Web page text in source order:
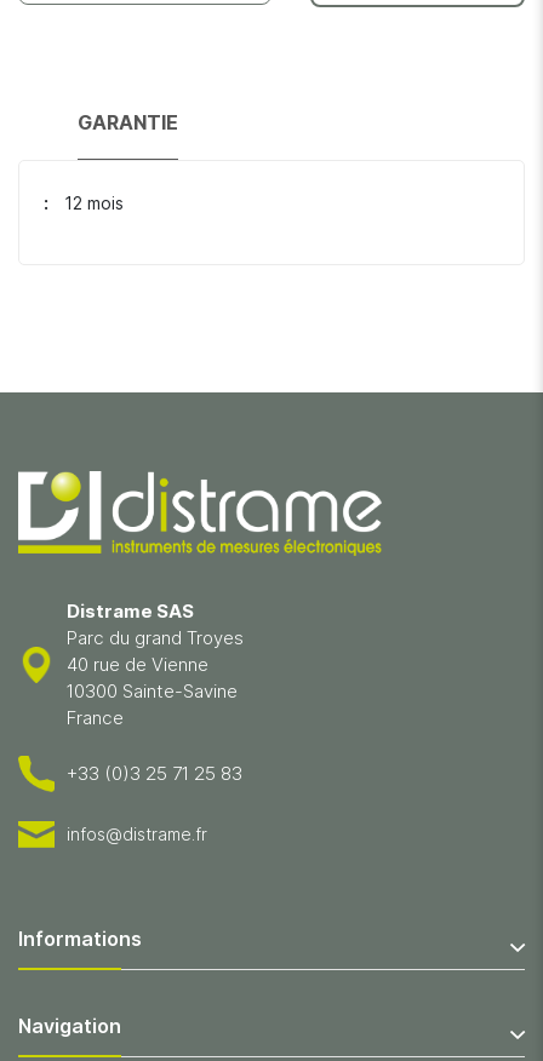
GARANTIE
12 mois
Distrame SAS
Parc du grand Troyes
40 rue de Vienne
10300 Sainte-Savine
France
+33 (0)3 25 71 25 83
infos@distrame.fr
Informations
Navigation